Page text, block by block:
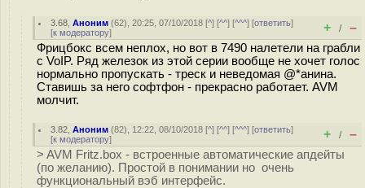
3.68 ,Аноним (62), 20:25, 07/10/2018 [^] [^^] [^^^] [ответить]
[к модератору] + / –
Фрицбокс всем неплох, но вот в 7490 налетели на грабли
с VoIP. Ряд железок из этой серии вообще не хочет голос
нормально пропускать - треск и неведомая @*анина.
Ставишь за него софтфон - прекрасно работает. AVM
молчит.
3.82 ,Аноним (82), 12:22, 08/10/2018 [^] [^^] [^^^] [ответить]
[к модератору] + / –
> AVM Fritz.box - встроенные автоматические апдейты
(по желанию). Простой в понимании но очень
функциональный вэб интерфейс.